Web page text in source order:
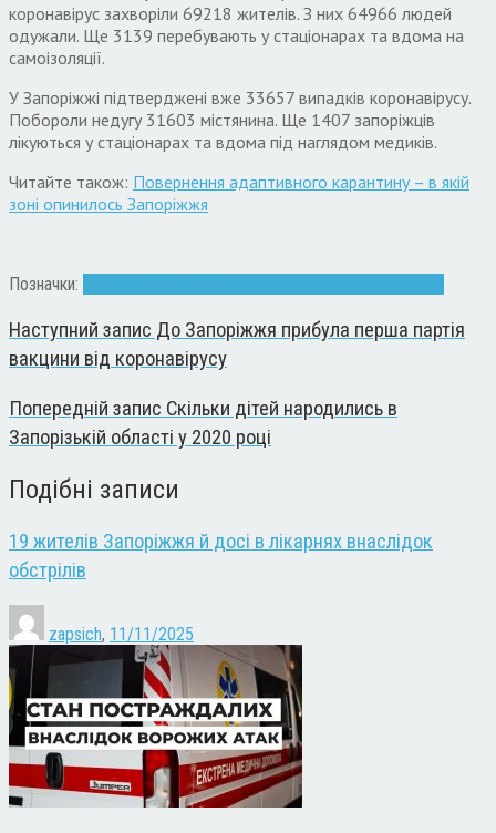
коронавірус захворіли 69218 жителів. З них 64966 людей
одужали. Ще 3139 перебувають у стаціонарах та вдома на
самоізоляції.
У Запоріжжі підтверджені вже 33657 випадків коронавірусу.
Побороли недугу 31603 містянина. Ще 1407 запоріжців
лікуються у стаціонарах та вдома під наглядом медиків.
Читайте також: Повернення адаптивного карантину – в якій
зоні опинилось Запоріжжя
Позначки:
Наступний запис До Запоріжжя прибула перша партія
вакцини від коронавірусу
Попередній запис Скільки дітей народились в
Запорізькій області у 2020 році
Подібні записи
19 жителів Запоріжжя й досі в лікарнях внаслідок
обстрілів
zapsich, 11/11/2025